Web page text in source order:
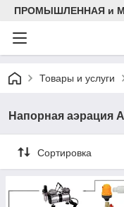
ПРОМЫШЛЕННАЯ и
Товары и услуги
Напорная аэрация
Сортировка